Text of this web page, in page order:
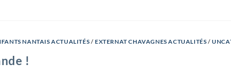
NANTAIS ACTUALITÉS /EXTERNAT CHAVAGNES ACTUALITÉS /
!